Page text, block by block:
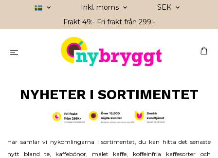
Inkl. moms
SEK
Frakt 49:- Fri frakt från 299:-
NYHETER I SORTIMENTET
Här samlar vi nykomlingarna i sortimentet, du kan hitta det senaste
nytt bland te kaffebönor malet kaffe koffeinfria kaffesorter och